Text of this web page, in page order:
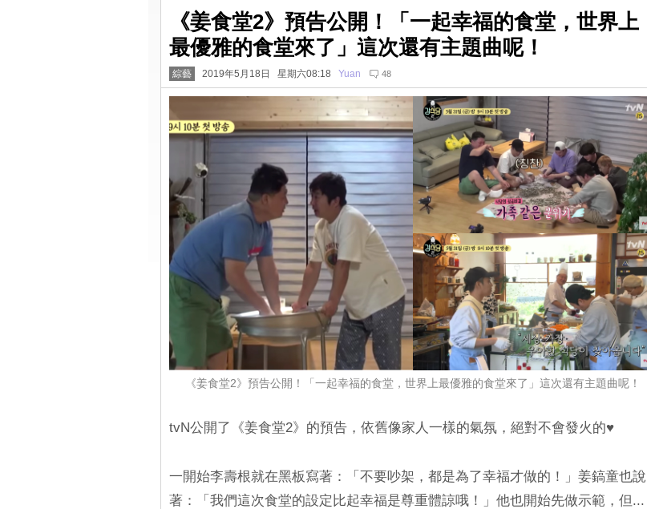
《姜食堂2》預告公開！「一起幸福的食堂，世界上
最優雅的食堂來了」這次還有主題曲呢！
綜藝 2019年5月18日 星期六08:18 Yuan 48
《姜食堂2》預告公開！「一起幸福的食堂，世界上最優雅的食堂來了」這次還有主題曲呢！
tvN公開了《姜食堂2》的預告，依舊像家人一樣的氣氛，絕對不會發火的♥
一開始李壽根就在黑板寫著：「不要吵架，都是為了幸福才做的！」姜鎬童也說
著：「我們這次食堂的設定比起幸福是尊重體諒哦！」他也開始先做示範，但...